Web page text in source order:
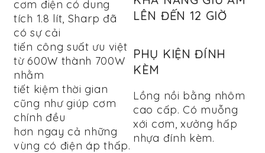
cơm điện có dung
tích 1.8 lít, Sharp đã
có sự cải
tiến công suất ưu việt
từ 600W thành 700W
nhằm
tiết kiệm thời gian
cũng như giúp cơm
chính đều
hơn ngay cả những
vùng có điện áp thấp.
LÊN ĐẾN 12 GIỜ
PHỤ KIỆN ĐÍNH
KÈM
Lồng nồi bằng nhôm
cao cấp. Có muỗng
xới cơm, xưởng hấp
nhựa đính kèm.